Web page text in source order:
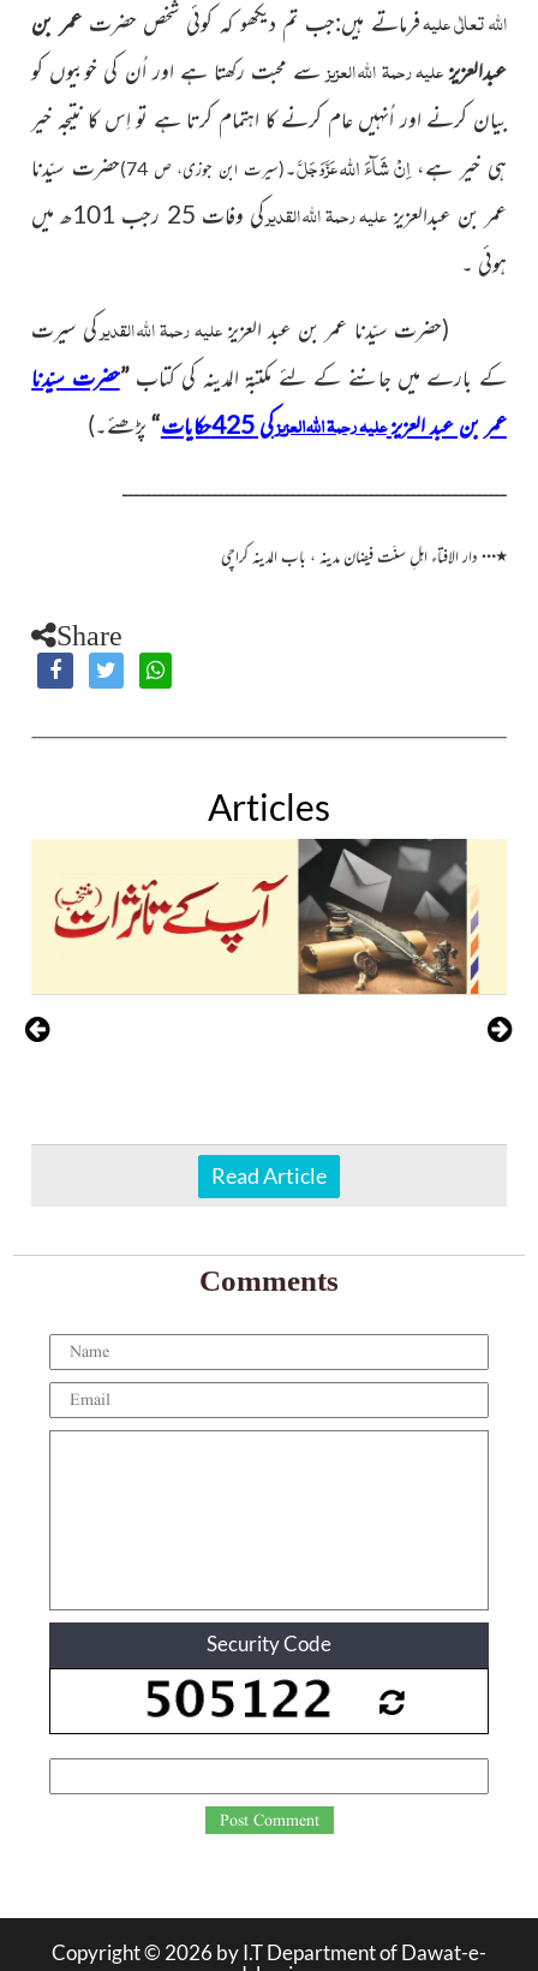
اللہ تعالٰیعلیہفرماتے ہیں:جب تم دیکھو کہ کوئی شخصحضرت عمر بن
عبدالعزیز علیہ رحمۃ اللّٰہ العزیز سے محبت رکھتا ہے اور اُن کی خوبیوں کو
بیان کرنے اور اُنہیں عام کرنے کا اہتمام کرتا ہے تو اِس کا نتیجہ خیر
ہی خیر ہے، اِنْ شَآءَ اللہعَزَّوَجَلَّ۔(سیرت ابن جوزی، ص 74)
حضرت سیّدنا
عمر بن عبدالعزیز علیہ رحمۃ اللّٰہ القدیر
کی وفات 25 رجب 101ھ میں
ہوئی ۔
(حضرت سیّدنا عمر بن عبد العزیزعلیہ رحمۃ اللّٰہ القدیرکی سیرت
کے بارے میں جاننے کے لئے مکتبۃ المدینہ کی کتاب”حضرت سیّدنا
عمر بن عبد العزیزعلیہ رحمۃ اللّٰہ العزیزکی 425حکایات “پڑھئے۔)
ــــــــــــــــــــــــــــــــــــــــــــــــــــــــــــــــ
٭… دار الافتاء اہلِ سنّت فیضان مدینہ ، باب المدینہ کراچی
Share
Articles
Read Article
Comments
Security Code
Post Comment
Copyright © 2026 by I.T Department of Dawat-e-